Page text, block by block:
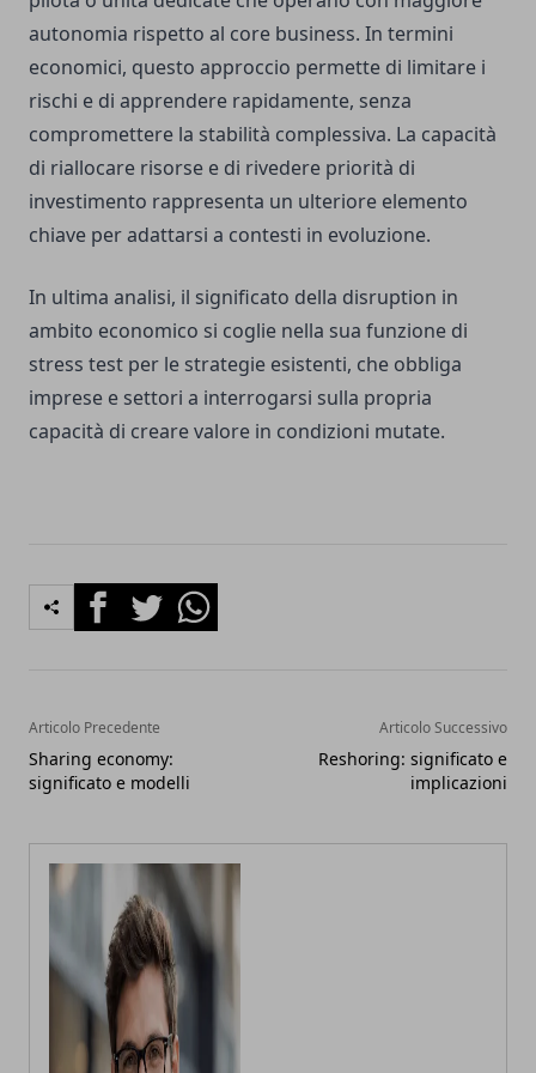
autonomia rispetto al core business. In termini
economici, questo approccio permette di limitare i
rischi e di apprendere rapidamente, senza
compromettere la stabilità complessiva. La capacità
di riallocare risorse e di rivedere priorità di
investimento rappresenta un ulteriore elemento
chiave per adattarsi a contesti in evoluzione.
In ultima analisi, il significato della disruption in
ambito economico si coglie nella sua funzione di
stress test per le strategie esistenti, che obbliga
imprese e settori a interrogarsi sulla propria
capacità di creare valore in condizioni mutate.
FacebookTwitterWhatsapp
Articolo Precedente
Sharing economy:
significato e modelli
Articolo Successivo
Reshoring: significato e
implicazioni